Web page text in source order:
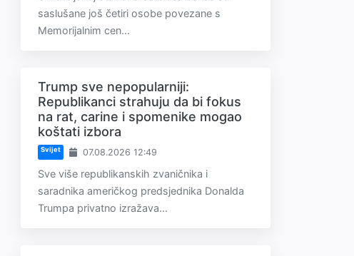
saslušane još četiri osobe povezane s
Memorijalnim cen...
Trump sve nepopularniji:
Republikanci strahuju da bi fokus
na rat, carine i spomenike mogao
koštati izbora
Svijet 07.08.2026 12:49
Sve više republikanskih zvaničnika i
saradnika američkog predsjednika Donalda
Trumpa privatno izražava...